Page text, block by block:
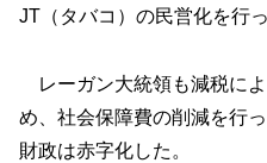
JT（タバコ）の民営化を行っ
レーガン大統領も減税に
め、社会保障費の削減を行
財政は赤字化した。